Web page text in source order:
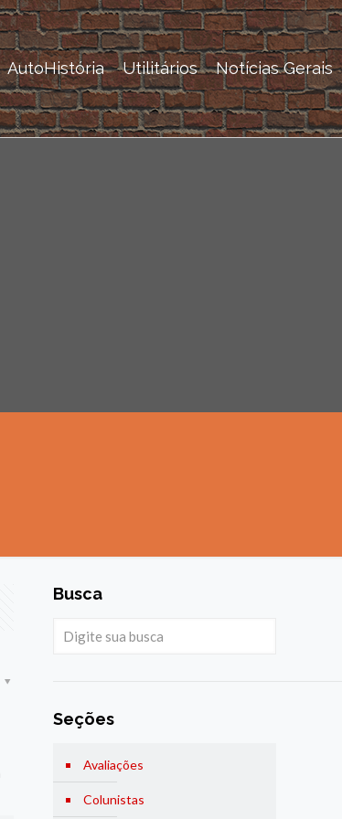
AutoHistória Utilitários Notícias Gerais
Busca
Seções
Avaliações
Colunistas